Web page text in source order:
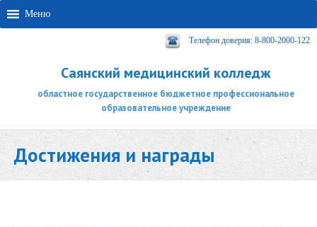
Меню
Телефон доверия: 8-800-2000-122
Саянский медицинский колледж
областное государственное бюджетное профессиональное
образовательное учреждение
Достижения и награды